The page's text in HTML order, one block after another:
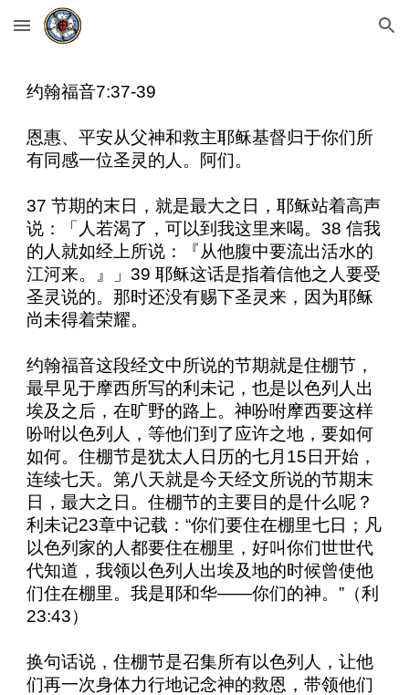
Skip to main content Skip to navigation
约翰福音7:37-39
恩惠、平安从父神和救主耶稣基督归于你们所
有同感一位圣灵的人。阿们。
37节期的末日，就是最大之日，耶稣站着高声
说：「人若渴了，可以到我这里来喝。38信我
的人就如经上所说：『从他腹中要流出活水的
江河来。』」39耶稣这话是指着信他之人要受
圣灵说的。那时还没有赐下圣灵来，因为耶稣
尚未得着荣耀。
约翰福音这段经文中所说的节期就是住棚节，
最早见于摩西所写的利未记，也是以色列人出
埃及之后，在旷野的路上。神吩咐摩西要这样
吩咐以色列人，等他们到了应许之地，要如何
如何。住棚节是犹太人日历的七月 15 日开始，
连续七天。第八天就是今天经文所说的节期末
日，最大之日。住棚节的主要目的是什么呢？
利未记23章中记载：“你们要住在棚里七日；凡
以色列家的人都要住在棚里，好叫你们世世代
代知道，我领以色列人出埃及地的时候曾使他
们住在棚里。我是耶和华——你们的神。”（利
23:43）
换句话说，住棚节是召集所有以色列人，让他
们再一次身体力行地记念神的救恩，带领他们